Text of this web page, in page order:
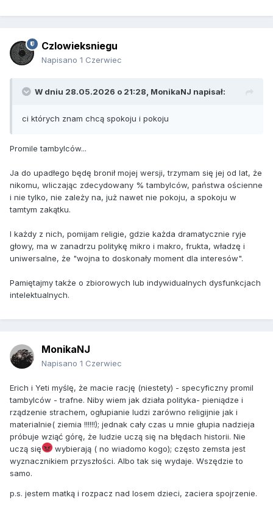
Czlowieksniegu
Napisano 1 Czerwiec
W dniu 28.05.2026 o 21:28, MonikaNJ napisał:
ci których znam chcą spokoju i pokoju
Promile tambylców...
Ja do upadłego będę bronił mojej wersji, trzymam się jej od lat, że
nikomu, wliczając zdecydowany % tambylców, państwa ościenne
i nie tylko, nie zależy na, już nawet nie pokoju, a spokoju w
tamtym zakątku.
I każdy z nich, pomijam religie, gdzie każda dramatycznie ryje
głowy, ma w zanadrzu politykę mikro i makro, frukta, władzę i
uniwersalne, że "wojna to doskonały moment dla interesów".
Pamiętajmy także o zbiorowych lub indywidualnych dysfunkcjach
intelektualnych.
MonikaNJ
Napisano 1 Czerwiec
Erich i Yeti myślę, że macie rację (niestety) - specyficzny promil
tambylców - trafne. Niby wiem jak działa polityka- pieniądze i
rządzenie strachem, ogłupianie ludzi zarówno religijnie jak i
materialnie( ziemia !!!!!!); jednak cały czas u mnie głupia nadzieja
próbuje wziąć górę, że ludzie uczą się na błędach historii. Nie
uczą się
wybierają ( no wiadomo kogo); często zemsta jest
wyznacznikiem przyszłości. Albo tak się wydaje. Wszędzie to
samo.
p.s. jestem matką i rozpacz nad losem dzieci, zaciera spojrzenie.